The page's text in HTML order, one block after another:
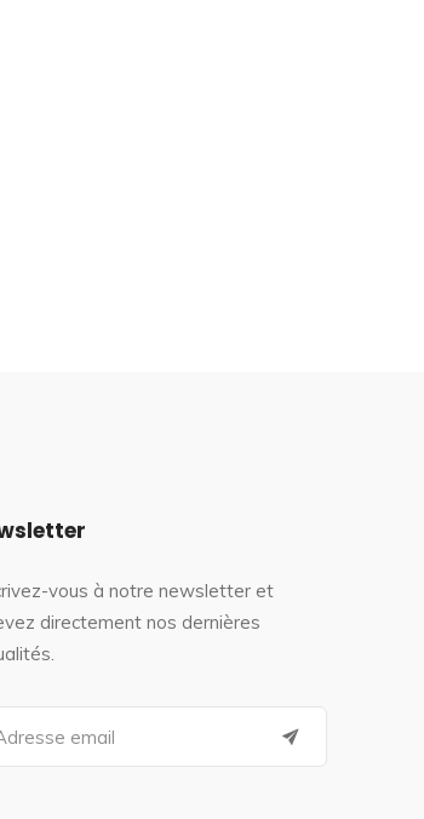
vous à notre newsletter et
directement nos dernières